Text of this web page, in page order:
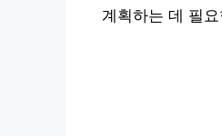
계획하는 데 필